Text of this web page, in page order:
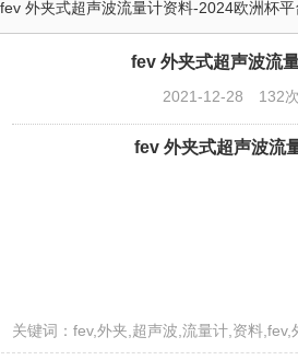
fev 外夹式超声波流量计资料-2024欧洲杯平
fev 外夹式超声波流
2021-12-28 132次
fev 外夹式超声波流
关键词：fev,外夹,超声波,流量计,资料,fev,